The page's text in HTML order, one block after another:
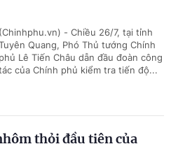
(Chinhphu.vn) - Chiều 26/7, tại tỉnh
Quang, Phó Thủ tướng Chính
phủ Lê Tiến Châu dẫn đầu đoàn công
của Chính phủ kiểm tra tiến độ...
thỏi đầu tiên của